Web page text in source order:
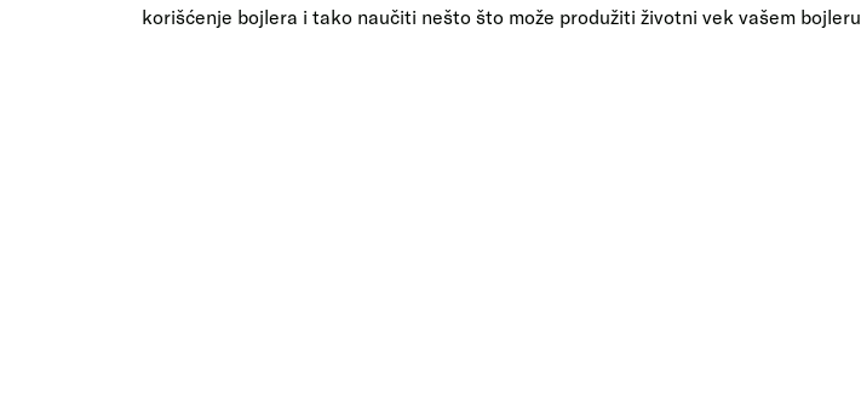
korišćenje bojlera i tako naučiti nešto što može produžiti životni vek vašem bojleru.